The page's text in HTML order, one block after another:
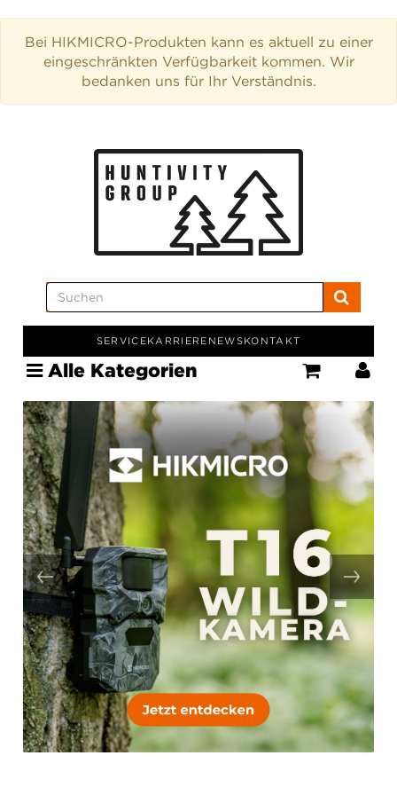
Bei HIKMICRO-Produkten kann es aktuell zu einer
eingeschränkten Verfügbarkeit kommen. Wir
bedanken uns für Ihr Verständnis.
SERVICEKARRIERE NEWSKONTAKT
Alle Kategorien